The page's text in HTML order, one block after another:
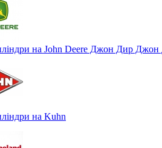
на John Deere Джон Дир Джон
на Kuhn